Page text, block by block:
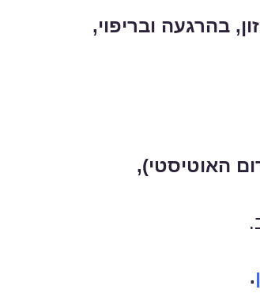
בהרגעה ובריפוי,
האוטיסטי),
.